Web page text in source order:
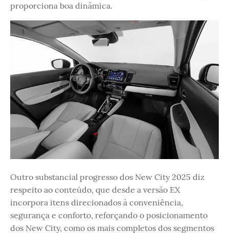
proporciona boa dinâmica.
Outro substancial progresso dos New City 2025 diz
respeito ao conteúdo, que desde a versão EX
incorpora itens direcionados à conveniência,
segurança e conforto, reforçando o posicionamento
dos New City, como os mais completos dos segmentos